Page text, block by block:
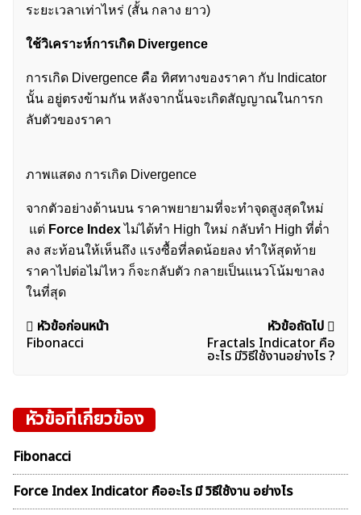
สำหรับ:
ระยะเวลาเท่าไหร่ (สั้น กลาง ยาว)
ใช้วิเคราะห์การเกิด Divergence
การเกิด Divergence คือ ทิศทางของราคา กับ Indicator
นั้น อยู่ตรงข้ามกัน หลังจากนั้นจะเกิดสัญญาณในการก
ลับตัวของราคา
ภาพแสดง การเกิด Divergence
จากตัวอย่างด้านบน ราคาพยายามที่จะทำจุดสูงสุดใหม่
แต่ Force Indexไม่ได้ทำ High ใหม่ กลับทำ High ที่ต่ำ
ลง สะท้อนให้เห็นถึง แรงซื้อที่ลดน้อยลง ทำให้สุดท้าย
ราคาไปต่อไม่ไหว ก็จะกลับตัว กลายเป็นแนวโน้มขาลง
ในที่สุด
แนะแนว
เรื่อง
หัวข้อก่อนหน้า
Fibonacci
หัวข้อถัดไป
Fractals Indicator คือ
อะไร มีวิธีใช้งานอย่างไร ?
หัวข้อที่เกี่ยวข้อง
Fibonacci
Force Index Indicator คืออะไร มี วิธีใช้งาน อย่างไร